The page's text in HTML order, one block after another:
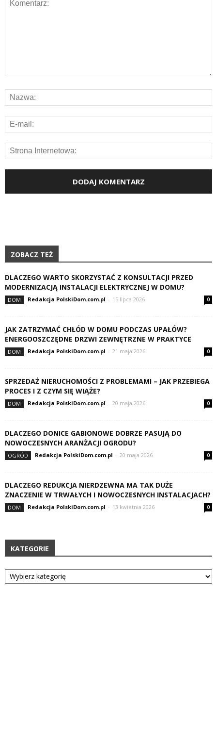
ZOBACZ TEŻ
DLACZEGO WARTO SKORZYSTAĆ Z KONSULTACJI PRZED
MODERNIZACJĄ INSTALACJI ELEKTRYCZNEJ W DOMU?
DOM Redakcja PolskiDom.com.pl - 15 lipca 2026 0
JAK ZATRZYMAĆ CHŁÓD W DOMU PODCZAS UPAŁÓW?
ENERGOOSZCZĘDNE DRZWI ZEWNĘTRZNE W PRAKTYCE
DOM Redakcja PolskiDom.com.pl - 21 maja 2026 0
SPRZEDAŻ NIERUCHOMOŚCI Z PROBLEMAMI – JAK PRZEBIEGA
PROCES I Z CZYM SIĘ WIĄŻE?
DOM Redakcja PolskiDom.com.pl - 20 maja 2026 0
DLACZEGO DONICE GABIONOWE DOBRZE PASUJĄ DO
NOWOCZESNYCH ARANŻACJI OGRODU?
OGRÓD Redakcja PolskiDom.com.pl - 20 maja 2026 0
DLACZEGO REDUKCJA NIERDZEWNA MA TAK DUŻE
ZNACZENIE W TRWAŁYCH I NOWOCZESNYCH INSTALACJACH?
DOM Redakcja PolskiDom.com.pl - 13 kwietnia 2026 0
KATEGORIE
Kategorie